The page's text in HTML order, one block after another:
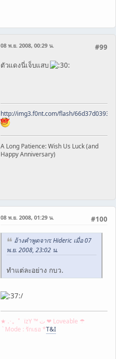
#99
08 พ.ย. 2008, 00:29 น.
ตัวแดงนี่เจ็บแสบ
http://img3.f0nt.com/flash/
A Long Patience: Wish Us Luck (and
Happy Anniversary)
#100
08 พ.ย. 2008, 01:29 น.
อ้างคำพูดจาก: Hideric เมื่อ 07
พ.ย. 2008, 23:02 น.
ทำแต่ละอย่าง กบว.
/
★ .･。゜ïzY ™ ﺕ ❤ Loveable ☂
` Mode : รักเธอ *T&I